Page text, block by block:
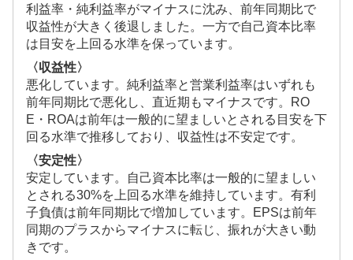
利益率・純利益率がマイナスに沈み、前年同期比で
収益性が大きく後退しました。一方で自己資本比率
は目安を上回る水準を保っています。
〈収益性〉
悪化しています。純利益率と営業利益率はいずれも
前年同期比で悪化し、直近期もマイナスです。RO
E・ROAは前年は一般的に望ましいとされる目安を下
回る水準で推移しており、収益性は不安定です。
〈安定性〉
安定しています。自己資本比率は一般的に望ましい
とされる30%を上回る水準を維持しています。有利
子負債は前年同期比で増加しています。EPSは前年
同期のプラスからマイナスに転じ、振れが大きい動
きです。